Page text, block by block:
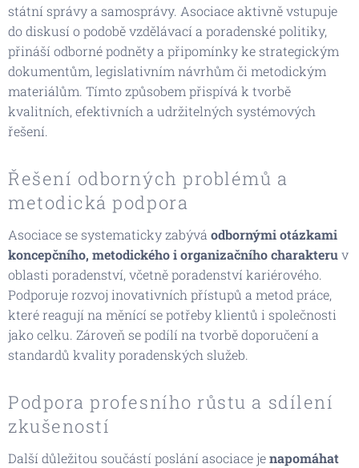
státní správy a samosprávy. Asociace aktivně vstupuje
do diskusí o podobě vzdělávací a poradenské politiky,
přináší odborné podněty a připomínky ke strategickým
dokumentům, legislativním návrhům či metodickým
materiálům. Tímto způsobem přispívá k tvorbě
kvalitních, efektivních a udržitelných systémových
řešení.
Řešení odborných problémů a
metodická podpora
Asociace se systematicky zabývá odbornými otázkami
koncepčního, metodického i organizačního charakteruv
oblasti poradenství, včetně poradenství kariérového.
Podporuje rozvoj inovativních přístupů a metod práce,
které reagují na měnící se potřeby klientů i společnosti
jako celku. Zároveň se podílí na tvorbě doporučení a
standardů kvality poradenských služeb.
Podpora profesního růstu a sdílení
zkušeností
Další důležitou součástí poslání asociace jenapomáhat